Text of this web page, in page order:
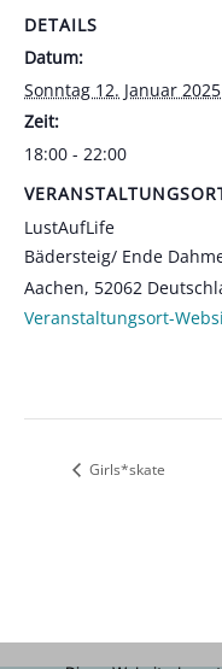
DETAILS
Datum:
Sonntag 12. Januar 2025
Zeit:
18:00 - 22:00
LustAufLife
Bädersteig/ Ende
Aachen, 52062
Veranstaltungsort-
Girls*skate